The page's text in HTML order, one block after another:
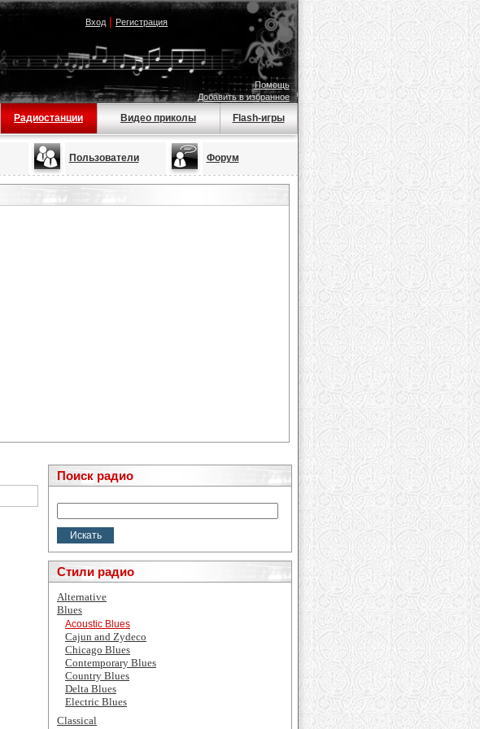
Вход| Регистрация
Помощь
Добавить в избранное
Радиостанции Видео приколы Flash-игры
Пользователи Форум
Поиск радио
Стили радио
Alternative
Blues
Acoustic Blues
Cajun and Zydeco
Chicago Blues
Contemporary Blues
Country Blues
Delta Blues
Electric Blues
Classical